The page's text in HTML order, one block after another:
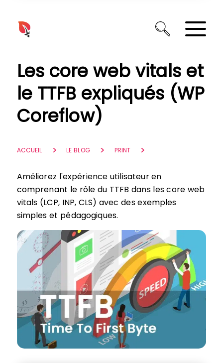
Les core web vitals et
le TTFB expliqués (WP
Coreflow)
ACCUEIL LE BLOG PRINT
Améliorez l'expérience utilisateur en
comprenant le rôle du TTFB dans les core web
vitals (LCP, INP, CLS) avec des exemples
simples et pédagogiques.